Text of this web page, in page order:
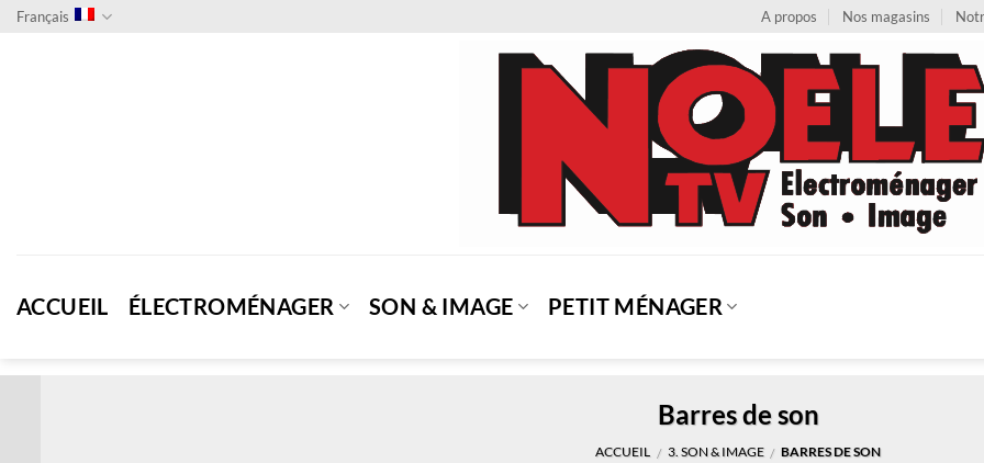
Passer
Français A propos Nos magasins
ACCUEIL ÉLECTROMÉNAGER SON & IMAGE PETIT MÉNAGER
Barres de son
ACCUEIL / 3. SON & IMAGE / BARRES DE SON